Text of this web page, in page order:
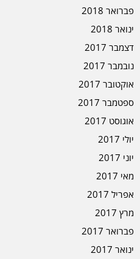
פברואר 2018
ינואר 2018
דצמבר 2017
נובמבר 2017
אוקטובר 2017
ספטמבר 2017
אוגוסט 2017
יולי 2017
יוני 2017
מאי 2017
אפריל 2017
מרץ 2017
פברואר 2017
ינואר 2017